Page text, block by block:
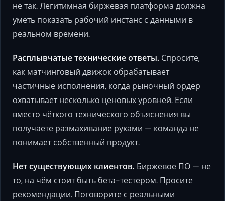
не так. Легитимная биржевая платформа должна
уметь показать рабочий инстанс с данными в
реальном времени.
Расплывчатые технические ответы. Спросите,
как матчинговый движок обрабатывает
частичные исполнения, когда рыночный ордер
охватывает несколько ценовых уровней. Если
вместо чёткого технического объяснения вы
получаете размахивание руками — команда не
понимает собственный продукт.
Нет существующих клиентов. Биржевое ПО — не
то, на чём стоит быть бета-тестером. Просите
рекомендации. Поговорите с реальными